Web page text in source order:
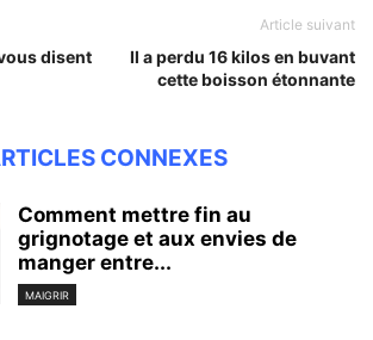
disent
Article suivant
Il a perdu 16 kilos en buvant
cette boisson étonnante
CONNEXES
Comment mettre fin au
grignotage et aux envies de
manger entre...
MAIGRIR